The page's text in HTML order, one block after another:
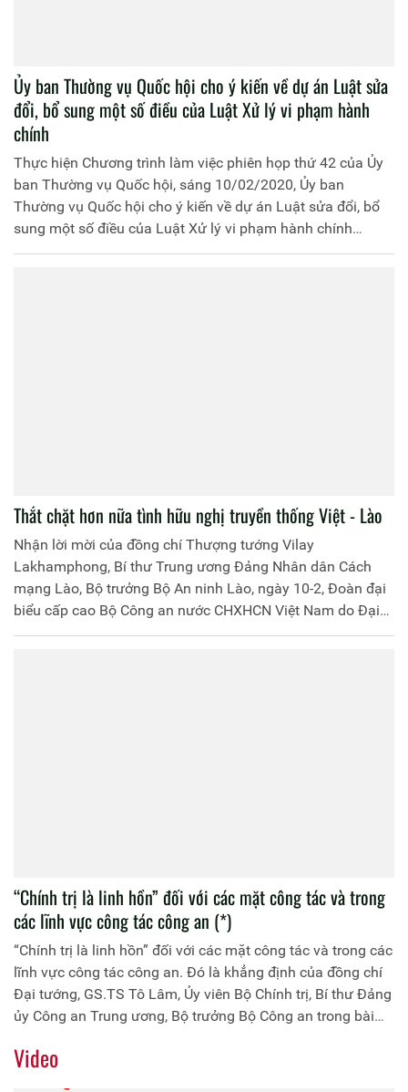
Ủy ban Thường vụ Quốc hội cho ý kiến về dự án Luật sửa
đổi, bổ sung một số điều của Luật Xử lý vi phạm hành
chính
Thực hiện Chương trình làm việc phiên họp thứ 42 của Ủy
ban Thường vụ Quốc hội, sáng 10/02/2020, Ủy ban
Thường vụ Quốc hội cho ý kiến về dự án Luật sửa đổi, bổ
sung một số điều của Luật Xử lý vi phạm hành chính
(VPHC). Phó Chủ tịch Quốc hội Uông Chu Lưu điều hành
Thắt chặt hơn nữa tình hữu nghị truyền thống Việt - Lào
Nhận lời mời của đồng chí Thượng tướng Vilay
Lakhamphong, Bí thư Trung ương Đảng Nhân dân Cách
mạng Lào, Bộ trưởng Bộ An ninh Lào, ngày 10-2, Đoàn đại
biểu cấp cao Bộ Công an nước CHXHCN Việt Nam do Đại
tướng Tô Lâm, Ủy viên Bộ Chính trị, Bộ trưởng làm Trưởng
“Chính trị là linh hồn” đối với các mặt công tác và trong
các lĩnh vực công tác công an (*)
“Chính trị là linh hồn” đối với các mặt công tác và trong các
lĩnh vực công tác công an. Đó là khẳng định của đồng chí
Ðại tướng, GS.TS Tô Lâm, Ủy viên Bộ Chính trị, Bí thư Ðảng
ủy Công an Trung ương, Bộ trưởng Bộ Công an trong bài
90 năm Ngày thành lập Đảng Cộng sản Việt Nam
Video